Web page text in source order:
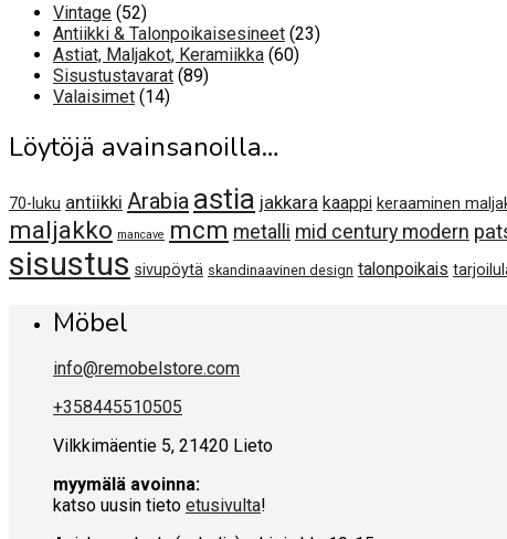
Vintage 5252
tuotetta
Antiikki & Talonpoikaisesineet 2323
Astiat, Maljakot, Keramiikka 6060
Sisustustavarat 8989
Valaisimet 1414
Löytöjä avainsanoilla…
70-luku antiikki Arabia astia jakkara kaappi keraaminen
maljakko mancave mcm metalli mid century modern
sisustus sivupöytä skandinaavinen design talonpoikais
Möbel
info@remobelstore.com
+358445510505
Vilkkimäentie 5, 21420 Lieto
myymälä avoinna:
katso uusin tieto etusivulta!